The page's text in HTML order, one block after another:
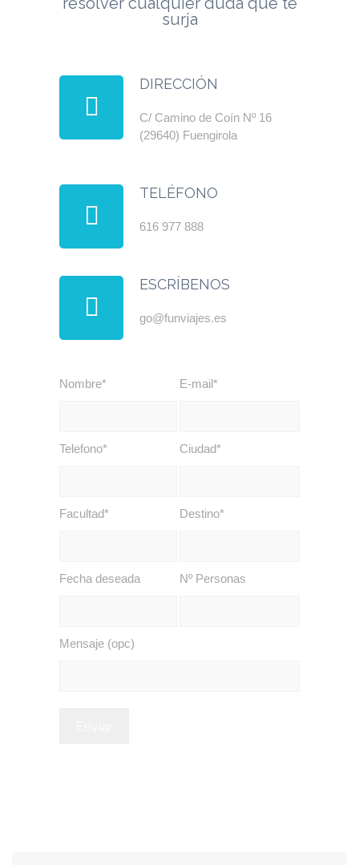
surja
DIRECCIÓN
C/ Camino de Coín Nº 16
(29640) Fuengirola
TELÉFONO
616 977 888
ESCRÍBENOS
go@funviajes.es
Nombre* E-mail*
Telefono* Ciudad*
Facultad* Destino*
Fecha deseada Nº Personas
Mensaje (opc)